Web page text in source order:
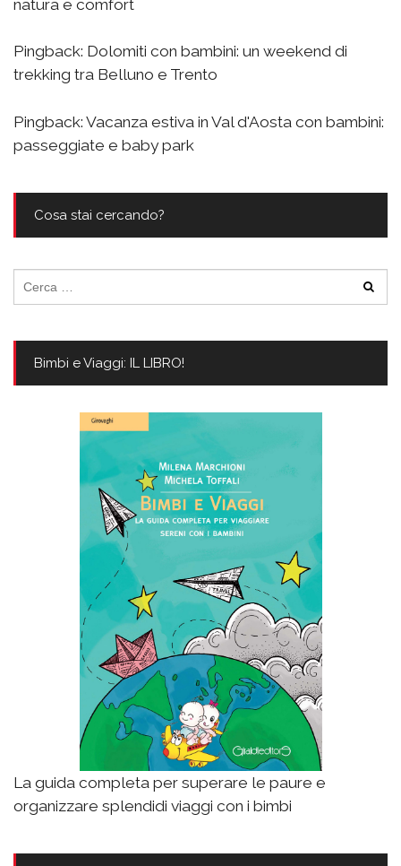
natura e comfort
Pingback: Dolomiti con bambini: un weekend di
trekking tra Belluno e Trento
Pingback: Vacanza estiva in Val d'Aosta con bambini:
passeggiate e baby park
Cosa stai cercando?
per:
Bimbi e Viaggi: IL LIBRO!
La guida completa per superare le paure e
organizzare splendidi viaggi con i bimbi